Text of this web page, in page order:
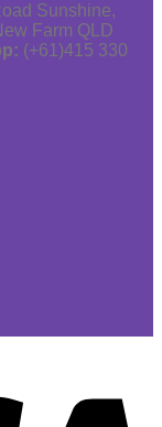
Sunshine,
Farm QLD
(+61)415 330